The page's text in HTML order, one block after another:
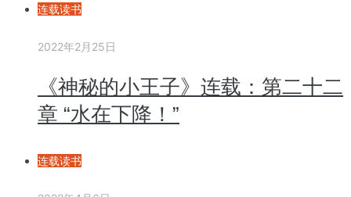
连载读书
2022年2月25日
《神秘的小王子》连载：第二十二
章 “水在下降！”
连载读书